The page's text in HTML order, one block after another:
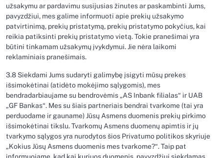
užsakymu ar pardavimu susijusias žinutes ar paskambinti Jums,
pavyzdžiui, mes galime informuoti apie prekių užsakymo
patvirtinimą, prekių pristatymą, prekių pristatymo pokyčius, kai
reikia patiksinti prekių pristatymo vietą. Tokie pranešimai yra
būtini tinkamam užsakymų įvykdymui. Jie nėra laikomi
reklaminiais pranešimais.
3.8 Siekdami Jums sudaryti galimybę įsigyti mūsų prekes
išsimokėtinai (atidėto mokėjimo sąlygomis), mes
bendradarbiaujame su bendrovėmis „AS Inbank filialas“ ir UAB
„GF Bankas“. Mes su šiais partneriais bendrai tvarkome (tai yra
perduodame ir gauname) Jūsų Asmens duomenis prekių pirkimo
išsimokėtinai tikslu. Tvarkomų Asmens duomenų apimtis ir jų
tvarkymo sąlygos yra nurodytos šios Privatumo politikos skyriuje
„Kokius Jūsų Asmens duomenis mes tvarkome?“. Taip pat